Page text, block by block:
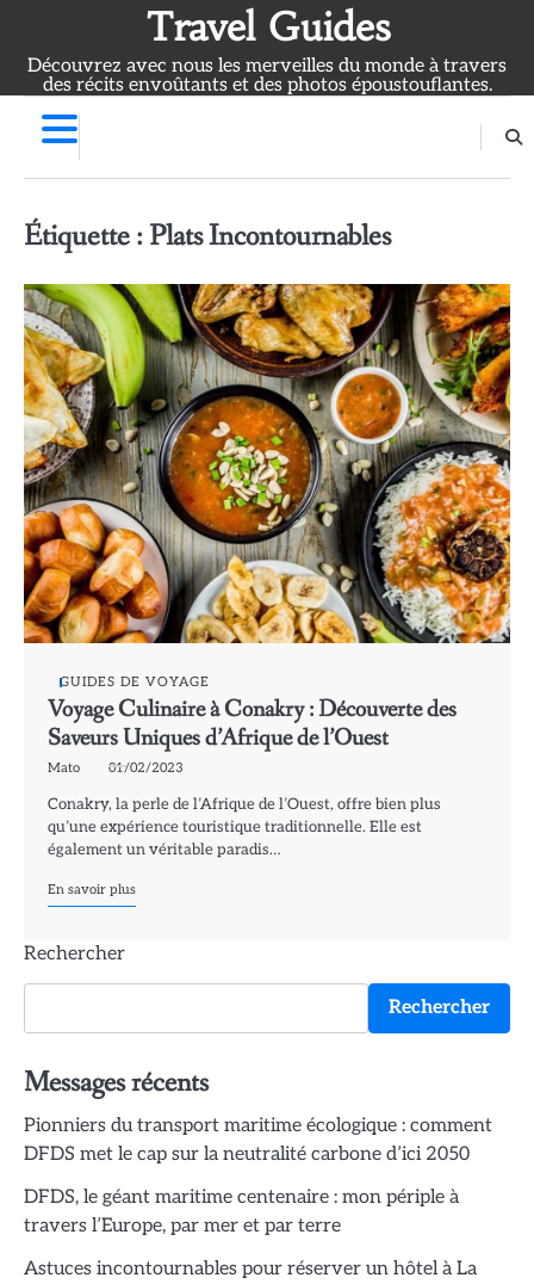
content
Travel Guides
Découvrez avec nous les merveilles du monde à travers
des récits envoûtants et des photos époustouflantes.
Étiquette : Plats Incontournables
GUIDES DE VOYAGE
Voyage Culinaire à Conakry : Découverte des
Saveurs Uniques d’Afrique de l’Ouest
Mato 01/02/2023
Conakry, la perle de l’Afrique de l’Ouest, offre bien plus
qu’une expérience touristique traditionnelle. Elle est
également un véritable paradis…
En savoir plus
Rechercher
Rechercher
Messages récents
Pionniers du transport maritime écologique : comment
DFDS met le cap sur la neutralité carbone d’ici 2050
DFDS, le géant maritime centenaire : mon périple à
travers l’Europe, par mer et par terre
Astuces incontournables pour réserver un hôtel à La